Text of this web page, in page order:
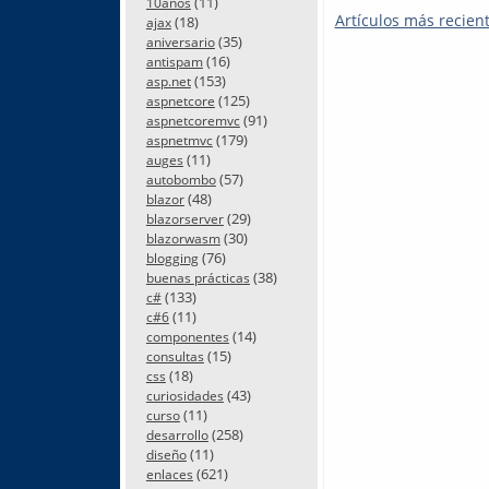
ajax(18)
aniversario(35)
antispam(16)
asp.net(153)
aspnetcore (125)
aspnetcoremvc(91)
aspnetmvc(179)
auges (11)
autobombo(57)
blazor(48)
blazorserver(29)
blazorwasm(30)
blogging(76)
buenas prácticas (38)
c#(133)
c#6(11)
componentes (14)
consultas (15)
css (18)
curiosidades (43)
curso(11)
desarrollo(258)
diseño(11)
enlaces (621)
Artículos más